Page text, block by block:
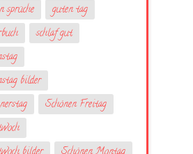
sprüche
guten tag
schlaf gut
bilder
Schönen Freitag